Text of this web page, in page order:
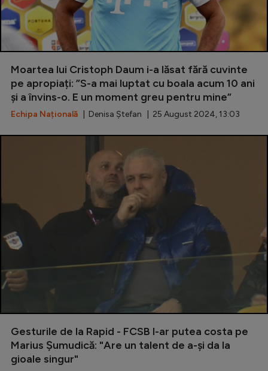
Moartea lui Cristoph Daum i-a lăsat fără cuvinte
pe apropiați: ”S-a mai luptat cu boala acum 10 ani
și a învins-o. E un moment greu pentru mine”
Echipa Națională | Denisa Ștefan | 25 August 2024, 13:03
Gesturile de la Rapid - FCSB l-ar putea costa pe
Marius Șumudică: "Are un talent de a-şi da la
gioale singur"